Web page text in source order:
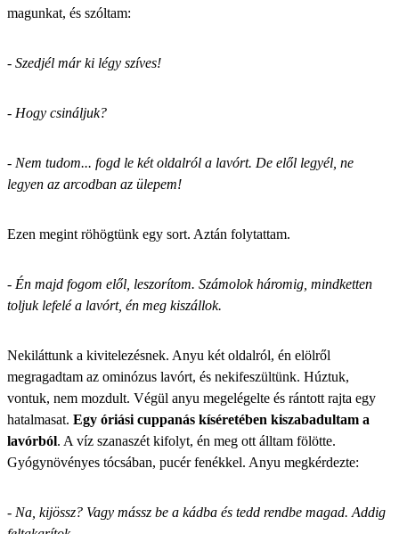
magunkat, és szóltam:
- Szedjél már ki légy szíves!
- Hogy csináljuk?
- Nem tudom... fogd le két oldalról a lavórt. De elől legyél, ne
legyen az arcodban az ülepem!
Ezen megint röhögtünk egy sort. Aztán folytattam.
- Én majd fogom elől, leszorítom. Számolok háromig, mindketten
toljuk lefelé a lavórt, én meg kiszállok.
Nekiláttunk a kivitelezésnek. Anyu két oldalról, én elölről
megragadtam az ominózus lavórt, és nekifeszültünk. Húztuk,
vontuk, nem mozdult. Végül anyu megelégelte és rántott rajta egy
hatalmasat. Egy óriási cuppanás kíséretében kiszabadultam a
lavórból. A víz szanaszét kifolyt, én meg ott álltam fölötte.
Gyógynövényes tócsában, pucér fenékkel. Anyu megkérdezte:
- Na, kijössz? Vagy mássz be a kádba és tedd rendbe magad. Addig